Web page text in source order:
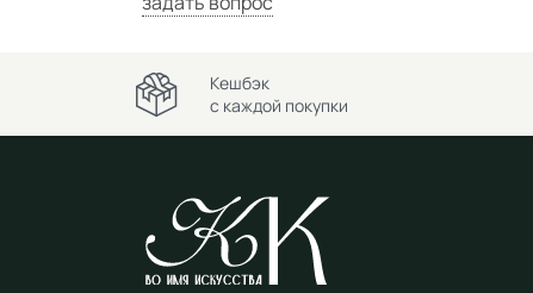
Кешбэк
с каждой покупки